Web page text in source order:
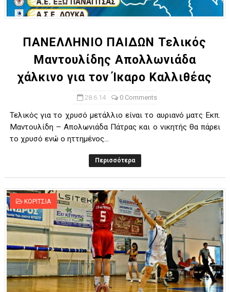
ΧΡΟΝΙΑ ΠΟΛΛΑ ΣΤΟ ΕΛΛΗΝΙΚΟ ΜΠΑΣΚΕΤ : 39Η ΕΠΕΤΕΙΟΣ ΑΠΟ
Ο δρόμος για τον 29ο τελικό κυπέλλου ανδρών ΕΣΚΑΝΑ
U21: Τεράστια πρόκριση για τον Πανελευσινιακό στον
Γ΄ανδρών play offs : "Σκληρό" καρύδι η Φιλία Περάματος
ΠΑΝΕΛΛΗΝΙΟ ΠΑΙΔΩΝ Τελικός
Μαντουλίδης Απολλωνιάδα
χάλκινο για τον Ίκαρο Καλλιθέας
28.6.14 0 Comments
Τελικός για το χρυσό μετάλλιο είναι το αυριανό ματς Εκπ.
Μαντουλίδη – Απολωνιάδα Πάτρας και ο νικητής θα πάρει
το χρυσό ενώ ο ηττημένος...
Περισσότερα
ΚΟΡΙΤΣΙΑ